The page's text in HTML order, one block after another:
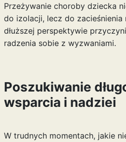
Przeżywanie choroby dziecka
do izolacji, lecz do
dłuższej perspektywie
radzenia sobie z wyzwaniami.
Poszukiwanie
wsparcia i nadziei
W trudnych momentach, jakie